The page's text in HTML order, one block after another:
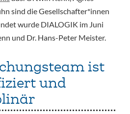
sind die Gesellschafter*innen
wurde DIALOGIK im Juni
und Dr. Hans-Peter Meister.
ist
und